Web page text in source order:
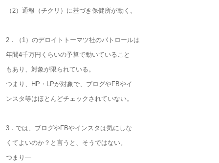
（2）通報（チクリ）に基づき保健所が動く。
2．（1）のデロイトトーマツ社のパトロールは
年間4千万円くらいの予算で動いていること
もあり、対象が限られている。
つまり、HP・LPが対象で、ブログやFBやイ
ンスタ等はほとんどチェックされていない。
3．では、ブログやFBやインスタは気にしな
くてよいのか？と言うと、そうではない。
つまり―